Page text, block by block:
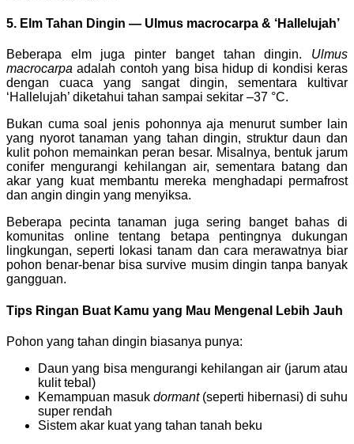
5. Elm Tahan Dingin — Ulmus macrocarpa & ‘Hallelujah’
Beberapa elm juga pinter banget tahan dingin. Ulmus
macrocarpa adalah contoh yang bisa hidup di kondisi keras
dengan cuaca yang sangat dingin, sementara kultivar
‘Hallelujah’ diketahui tahan sampai sekitar –37 °C.
Bukan cuma soal jenis pohonnya aja menurut sumber lain
yang nyorot tanaman yang tahan dingin, struktur daun dan
kulit pohon memainkan peran besar. Misalnya, bentuk jarum
conifer mengurangi kehilangan air, sementara batang dan
akar yang kuat membantu mereka menghadapi permafrost
dan angin dingin yang menyiksa.
Beberapa pecinta tanaman juga sering banget bahas di
komunitas online tentang betapa pentingnya dukungan
lingkungan, seperti lokasi tanam dan cara merawatnya biar
pohon benar-benar bisa survive musim dingin tanpa banyak
gangguan.
Tips Ringan Buat Kamu yang Mau Mengenal Lebih Jauh
Pohon yang tahan dingin biasanya punya:
Daun yang bisa mengurangi kehilangan air (jarum atau
kulit tebal)
Kemampuan masuk dormant(seperti hibernasi) di suhu
super rendah
Sistem akar kuat yang tahan tanah beku